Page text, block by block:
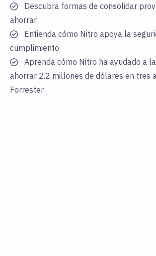
Descubra formas de consolidar
ahorrar
Entienda cómo Nitro apoya la
cumplimiento
Aprenda cómo Nitro ha ayudado a
ahorrar 2.2 millones de dólares en tres
Forrester